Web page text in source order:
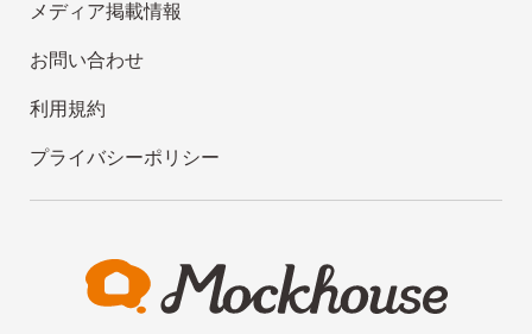
メディア掲載情報
お問い合わせ
利用規約
プライバシーポリシー